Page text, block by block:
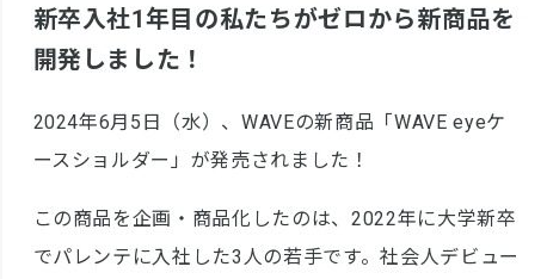
新卒入社1年目の私たちがゼロから新商品を
開発しました！
2024年6月5日（水）、WAVEの新商品「WAVE eyeケ
ースショルダー」が発売されました！
この商品を企画・商品化したのは、2022年に大学新卒
でパレンテに入社した3人の若手です。社会人デビュー